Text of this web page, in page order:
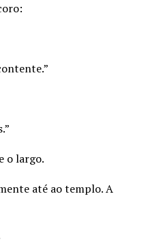
o largo.
até ao templo. A